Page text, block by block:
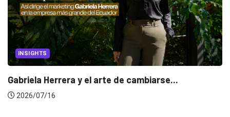
INSIGHTS
Gabriela Herrera y el arte de cambiarse...
2026/07/16